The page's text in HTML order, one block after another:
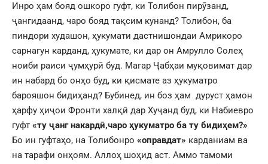
Инро ҳам бояд ошкоро гуфт, ки Толибон пирӯзанд,
ҷангидаанд, чаро бояд тақсим кунанд? Толибон, ба
пиндори худашон, ҳукумати дастнишондаи Амрикоро
сарнагун карданд, ҳукумате, ки дар он Амрулло Солеҳ
ноиби раиси ҷумҳурӣ буд. Магар Ҷабҳаи муқовимат дар
ин набард бо онҳо буд, ки қисмате аз ҳукуматро
барояшон бидиҳанд? Бубинед, ин боз ҳам дуруст ҳамон
ҳарфу ҳиҷои Фронти халқӣ дар Хуҷанд буд, ки Набиевро
гуфт «ту ҷанг накардӣ,чаро ҳукуматро ба ту бидиҳем?»
Бо ин гуфтаҳо, на Толибонро «оправдат» карданиам ва
на тарафи онҳоям. Аллоҳ шоҳид аст. Аммо тамоми